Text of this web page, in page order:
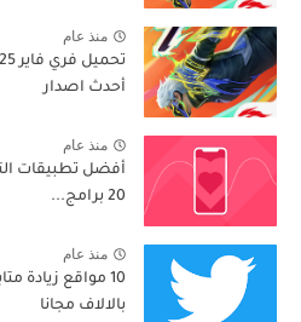
منذ عام
أحدث اصدار
منذ عام
20 برامج...
منذ عام
بالالاف مجانا